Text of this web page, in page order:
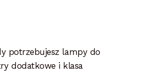
potrzebujesz lampy do
dodatkowe i klasa